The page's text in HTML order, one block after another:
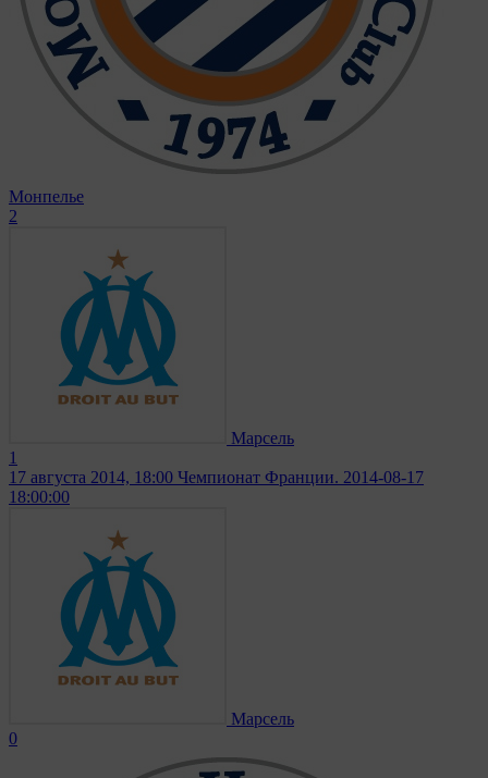
Монпелье
2
Марсель
1
17 августа 2014, 18:00 Чемпионат Франции. 2014-08-17
18:00:00
Марсель
0